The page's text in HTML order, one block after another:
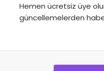
Hemen ücretsiz üye
güncellemelerden